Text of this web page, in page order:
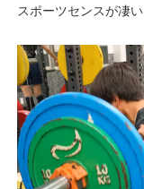
スポーツセンスが凄い